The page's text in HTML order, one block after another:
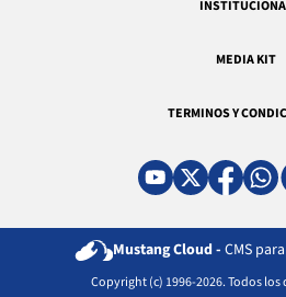
MEDIA KIT
TERMINOS Y
Mustang Cloud - CMS
Copyright (c) 1996-2026. Todos